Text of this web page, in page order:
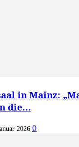
in Mainz:
die...
2026 0